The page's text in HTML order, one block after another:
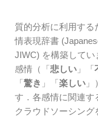
質的分析に利用す
情表現辞書
JIWC) を構築して
感情（「悲しい 」「
「驚き 」「楽しい
す．各感情に関連す
クラウドソーシン